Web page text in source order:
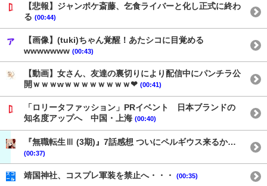
【悲報】ジャンポケ斎藤、乞食ライバーと化し正式に終わ
る (00:44)
【画像】(tuki)ちゃん覚醒！あたシコに目覚める
wwwwwww (00:43)
【動画】女さん、友達の裏切りにより配信中にパンチラ公
開ｗｗｗwｗｗｗｗｗｗｗｗ❤ (00:41)
「ロリータファッション」PRイベント 日本ブランドの
知名度アップへ 中国・上海 (00:40)
『無職転生Ⅲ (3期)』7話感想 ついにペルギウス来るか…
(00:37)
靖国神社、コスプレ軍装を禁止へ・・・ (00:35)